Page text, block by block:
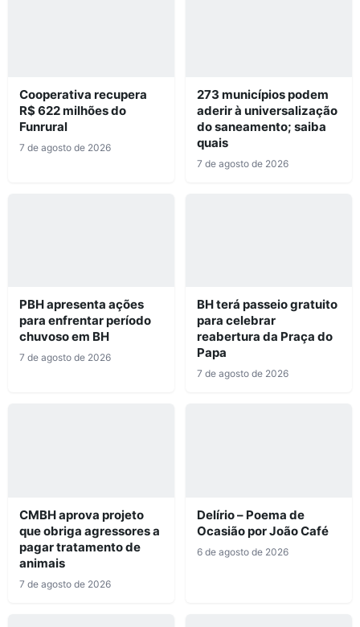
Cooperativa recupera
R$ 622 milhões do
Funrural
7 de agosto de 2026
273 municípios podem
aderir à universalização
do saneamento; saiba
quais
7 de agosto de 2026
PBH apresenta ações
para enfrentar período
chuvoso em BH
7 de agosto de 2026
BH terá passeio gratuito
para celebrar
reabertura da Praça do
Papa
7 de agosto de 2026
CMBH aprova projeto
que obriga agressores a
pagar tratamento de
animais
7 de agosto de 2026
Delírio – Poema de
Ocasião por João Café
6 de agosto de 2026